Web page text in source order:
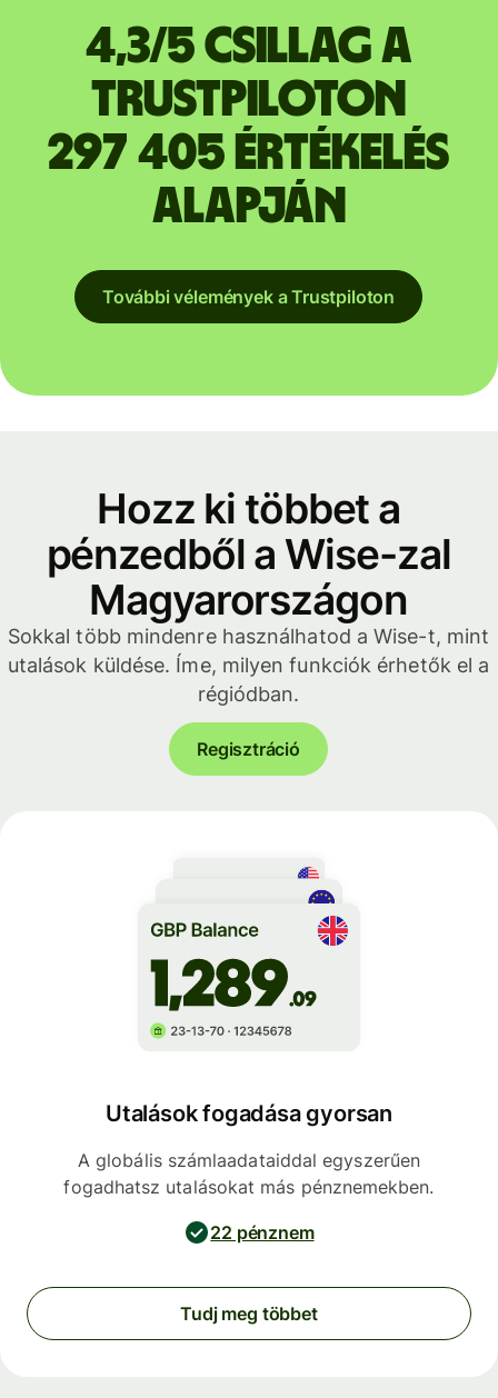
4,3/5 csillag a
Trustpiloton
297 405 értékelés
alapján
További vélemények a Trustpiloton
Hozz ki többet a
pénzedből a Wise-zal
Magyarországon
Sokkal több mindenre használhatod a Wise-t, mint
utalások küldése. Íme, milyen funkciók érhetők el a
régiódban.
Regisztráció
Utalások fogadása gyorsan
A globális számlaadataiddal egyszerűen
fogadhatsz utalásokat más pénznemekben.
22 pénznem
Tudj meg többet